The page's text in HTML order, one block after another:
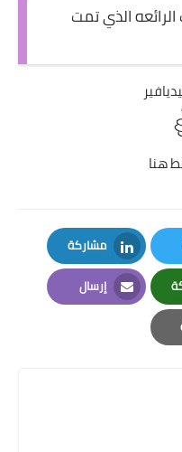
الرائعه الذي تمت
هنا
مشاركة
LinkedIn
إرسال
Email